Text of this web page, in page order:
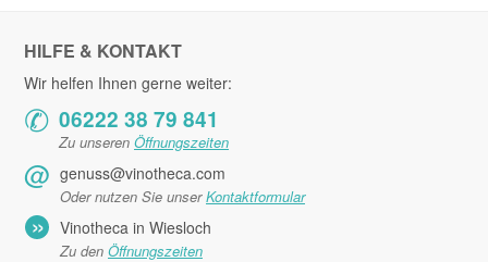
HILFE & KONTAKT
Wir helfen Ihnen gerne weiter:
✆ 06222 38 79 841
Zu unseren Öffnungszeiten
@ genuss@vinotheca.com
Oder nutzen Sie unserKontaktformular
» Vinotheca in Wiesloch
Zu den Öffnungszeiten